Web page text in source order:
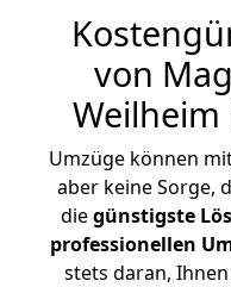
von
Umzüge können
aber keine Sorge,
diegünstigste
professionellen
stets daran, Ihnen